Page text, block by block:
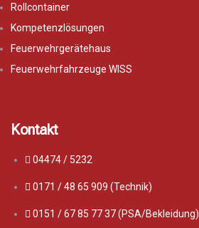
Rollcontainer
Kompetenzlösungen
Feuerwehrgerätehaus
Feuerwehrfahrzeuge WISS
Kontakt
04474 / 5232
0171 / 48 65 909 (Technik)
0151 / 67 85 77 37 (PSA/Bekleidung)